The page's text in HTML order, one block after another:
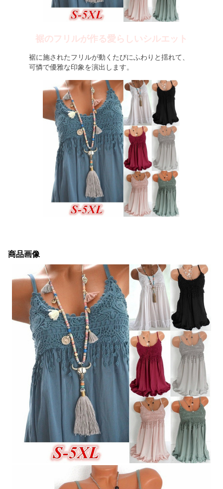
裾のフリルが作る愛らしいシルエット
裾に施されたフリルが動くたびにふわりと揺れて、
可憐で優雅な印象を演出します。
商品画像